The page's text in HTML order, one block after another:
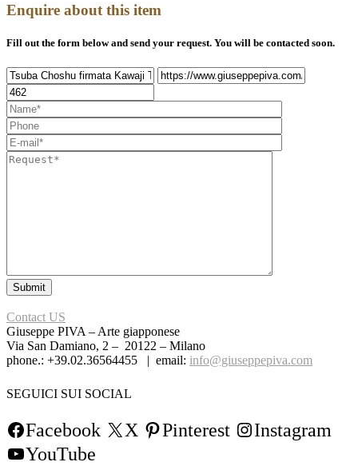
Enquire about this item
Fill out the form below and send your request. You will be contacted soon.
Contact US
Giuseppe PIVA – Arte giapponese
Via San Damiano, 2 – 20122 – Milano
phone.: +39.02.36564455 | email: info@giuseppepiva.com
SEGUICI SUI SOCIAL
Facebook X Pinterest
Instagram
YouTube